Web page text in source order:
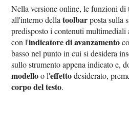
Nella versione online, le funzioni di
all'interno dellatoolbarposta sulla
predisposto i contenuti multimediali
con l'indicatore di avanzamento
basso nel punto in cui si desidera
sullo strumento appena indicato e,
modelloo l'effettodesiderato,
corpo del testo.